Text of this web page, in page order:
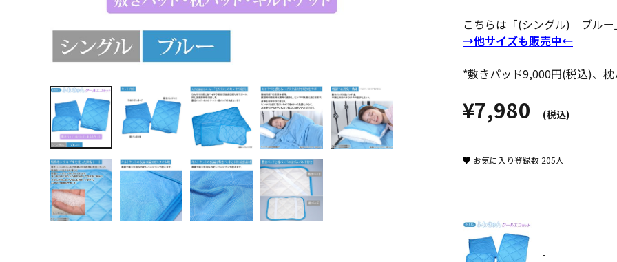
こちらは「(シングル) ブルー
→他サイズも販売中←
*敷きパッド9,000円(税込)、
¥7,980 (税込)
お気に入り登録数 205人
-